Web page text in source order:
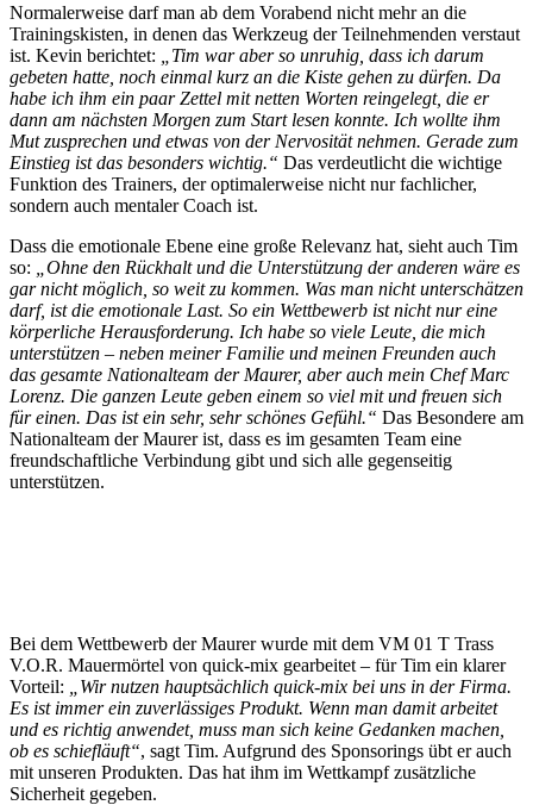
Normalerweise darf man ab dem Vorabend nicht mehr an die
Trainingskisten, in denen das Werkzeug der Teilnehmenden verstaut
ist. Kevin berichtet:
„Tim war aber so unruhig, dass ich darum
gebeten hatte, noch einmal kurz an die Kiste gehen zu dürfen. Da
habe ich ihm ein paar Zettel mit netten Worten reingelegt, die er
dann am nächsten Morgen zum Start lesen konnte. Ich wollte ihm
Mut zusprechen und etwas von der Nervosität nehmen. Gerade zum
Einstieg ist das besonders wichtig.“ Das verdeutlicht die wichtige
Funktion des Trainers, der optimalerweise nicht nur fachlicher,
sondern auch mentaler Coach ist.
Dass die emotionale Ebene eine große Relevanz hat, sieht auch Tim
so:
„Ohne den Rückhalt und die Unterstützung der anderen wäre es
gar nicht möglich, so weit zu kommen. Was man nicht unterschätzen
darf, ist die emotionale Last. So ein Wettbewerb ist nicht nur eine
körperliche Herausforderung. Ich habe so viele Leute, die mich
unterstützen – neben meiner Familie und meinen Freunden auch
das gesamte Nationalteam der Maurer, aber auch mein Chef Marc
Lorenz. Die ganzen Leute geben einem so viel mit und freuen sich
für einen. Das ist ein sehr, sehr schönes Gefühl.“ Das Besondere am
Nationalteam der Maurer ist, dass es im gesamten Team eine
freundschaftliche Verbindung gibt und sich alle gegenseitig
unterstützen.
Bei dem Wettbewerb der Maurer wurde mit dem VM 01 T Trass
V.O.R. Mauermörtel von quick-mix gearbeitet – für Tim ein klarer
Vorteil:
„Wir nutzen hauptsächlich quick-mix bei uns in der Firma.
Es ist immer ein zuverlässiges Produkt. Wenn man damit arbeitet
und es richtig anwendet, muss man sich keine Gedanken machen,
ob es schiefläuft“, sagt Tim. Aufgrund des Sponsorings übt er auch
mit unseren Produkten. Das hat ihm im Wettkampf zusätzliche
Sicherheit gegeben.